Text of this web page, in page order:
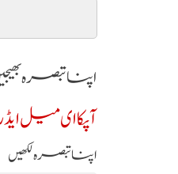
اپنا تبصرہ
آپکا ای میل
اپنا تبصرہ لکھیں